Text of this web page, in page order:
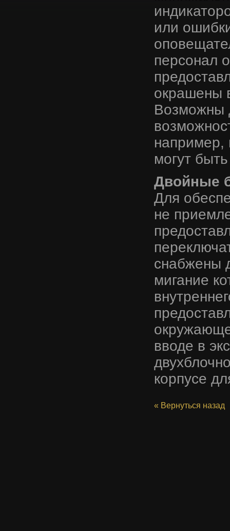
или
персонал
окрашены
Возможны
например,
могут
Двойные
Для
не
снабжены
мигание
вводе в
корпусе
« Вернуться назад